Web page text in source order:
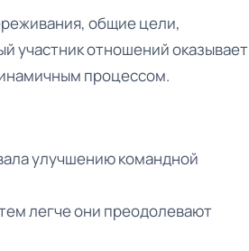
общие цели,
участник отношений оказывает
процессом.
улучшению командной
легче они преодолевают